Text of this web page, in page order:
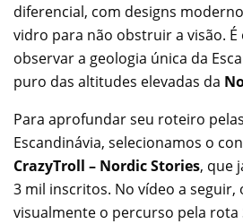
diferencial, com designs
vidro para não obstruir a visão.
observar a geologia única da
puro das altitudes elevadas da
Para aprofundar seu roteiro
Escandinávia, selecionamos o
CrazyTroll – Nordic Stories, que
3 mil inscritos. No vídeo a seguir,
visualmente o percurso pela